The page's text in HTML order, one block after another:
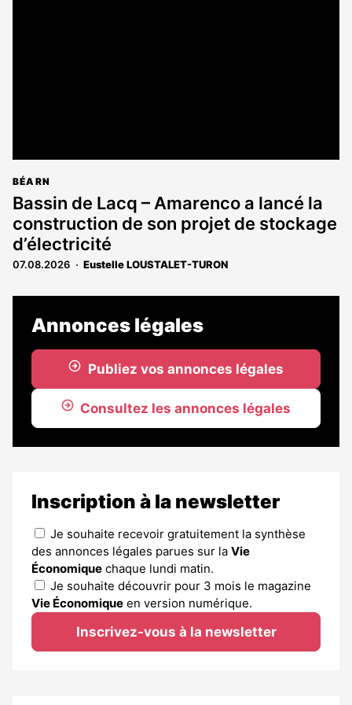
BÉARN
Bassin de Lacq – Amarenco a lancé la
construction de son projet de stockage
d’électricité
07.08.2026 Eustelle LOUSTALET-TURON
Annonces légales
Publiez vos annonces légales
Consultez les annonces légales
Inscription à la newsletter
Je souhaite recevoir gratuitement la synthèse
des annonces légales parues sur la Vie
Économique chaque lundi matin.
Je souhaite découvrir pour 3 mois le magazine
Vie Économique en version numérique.
Inscrivez-vous à la newsletter